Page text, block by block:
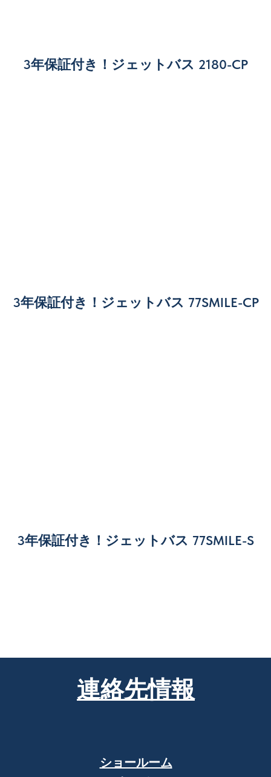
3年保証付き！ジェットバス 2180-CP
3年保証付き！ジェットバス 77SMILE-CP
3年保証付き！ジェットバス 77SMILE-S
ショールーム
連絡先情報